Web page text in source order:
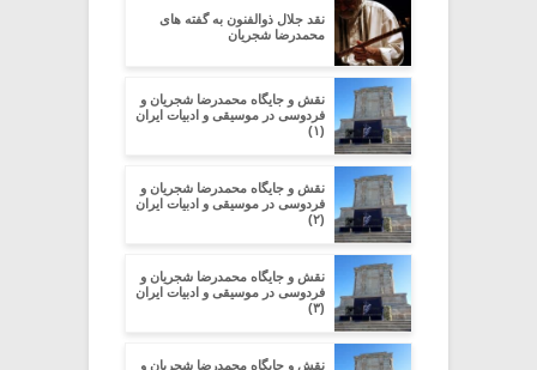
نقد جلال ذوالفنون به گفته های
محمدرضا شجریان
نقش و جایگاه محمدرضا شجریان و
فردوسی در موسیقی و ادبیات ایران
(۱)
نقش و جایگاه محمدرضا شجریان و
فردوسی در موسیقی و ادبیات ایران
(۲)
نقش و جایگاه محمدرضا شجریان و
فردوسی در موسیقی و ادبیات ایران
(۳)
نقش و جایگاه محمدرضا شجریان و